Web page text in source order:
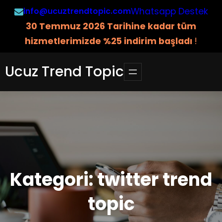
İçeriğeinfo@ucuztrendtopic.comWhatsapp Destek
30 Temmuz 2026 Tarihine kadar tüm
hizmetlerimizde %25 indirim başladı !
Ucuz Trend Topic
Kategori:twitter trend
topic